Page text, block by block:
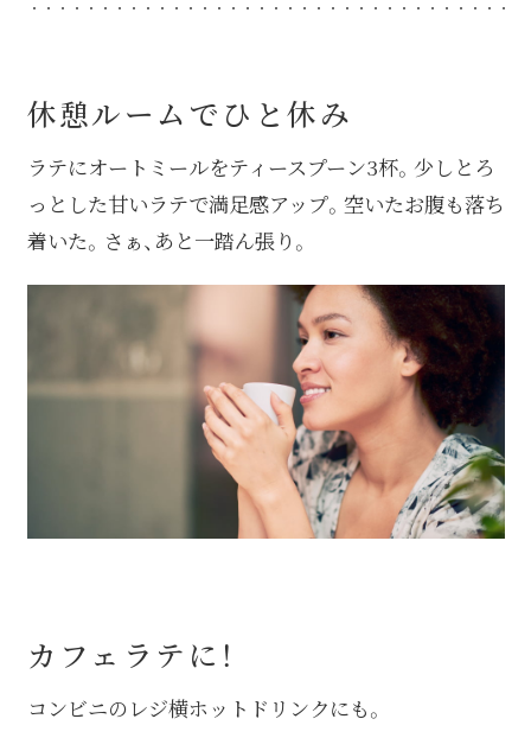
休憩ルームでひと休み
ラテにオートミールをティースプーン3杯。少しとろ
っとした⽢いラテで満⾜感アップ。空いたお腹も落ち
着いた。さぁ、あと⼀踏ん張り。
カフェラテに！
コンビニのレジ横ホットドリンクにも。